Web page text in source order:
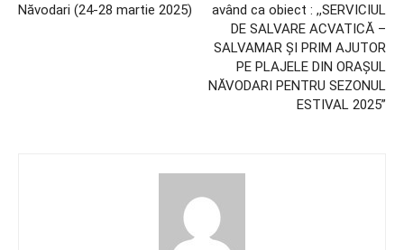
Năvodari (24-28 martie 2025)
având ca obiect : ,,SERVICIUL
DE SALVARE ACVATICĂ –
SALVAMAR ȘI PRIM AJUTOR
PE PLAJELE DIN ORAȘUL
NĂVODARI PENTRU SEZONUL
ESTIVAL 2025”